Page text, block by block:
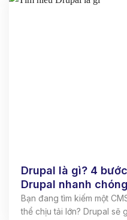
Drupal là gì? 4
Drupal nhanh chóng
Bạn đang tìm kiếm một
thể chịu tải lớn? Drupal sẽ